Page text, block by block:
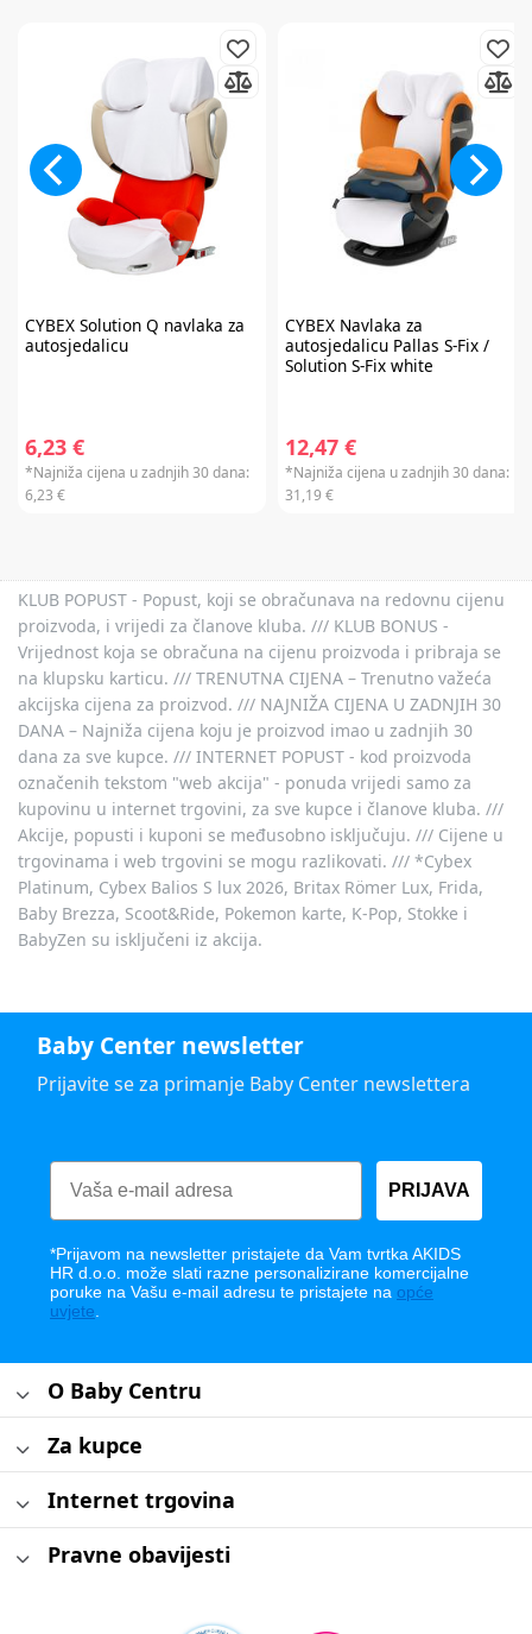
CYBEXSolution Q navlaka za
autosjedalicu
6,23 €
*Najniža cijena u zadnjih 30 dana:
6,23 €
CYBEX Navlaka za
autosjedalicu Pallas S-Fix /
Solution S-Fix white
12,47 €
*Najniža cijena u zadnjih 30 dana:
31,19 €
KLUB POPUST - Popust, koji se obračunava na redovnu cijenu
proizvoda, i vrijedi za članove kluba. /// KLUB BONUS -
Vrijednost koja se obračuna na cijenu proizvoda i pribraja se
na klupsku karticu. /// TRENUTNA CIJENA – Trenutno važeća
akcijska cijena za proizvod. /// NAJNIŽA CIJENA U ZADNJIH 30
DANA – Najniža cijena koju je proizvod imao u zadnjih 30
dana za sve kupce. /// INTERNET POPUST - kod proizvoda
označenih tekstom "web akcija" - ponuda vrijedi samo za
kupovinu u internet trgovini, za sve kupce i članove kluba. ///
Akcije, popusti i kuponi se međusobno isključuju. /// Cijene u
trgovinama i web trgovini se mogu razlikovati. /// *Cybex
Platinum, Cybex Balios S lux 2026, Britax Römer Lux, Frida,
Baby Brezza, Scoot&Ride, Pokemon karte, K-Pop, Stokke i
BabyZen su isključeni iz akcija.
Baby Center newsletter
Prijavite se za primanje Baby Center newslettera
PRIJAVA
*Prijavom na newsletter pristajete da Vam tvrtka AKIDS
HR d.o.o. može slati razne personalizirane komercijalne
poruke na Vašu e-mail adresu te pristajete na opće
uvjete.
O Baby Centru
Za kupce
Internet trgovina
Pravne obavijesti